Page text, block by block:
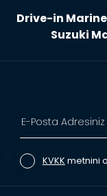
Drive-in Marine
Suzuki
KVKK metnini